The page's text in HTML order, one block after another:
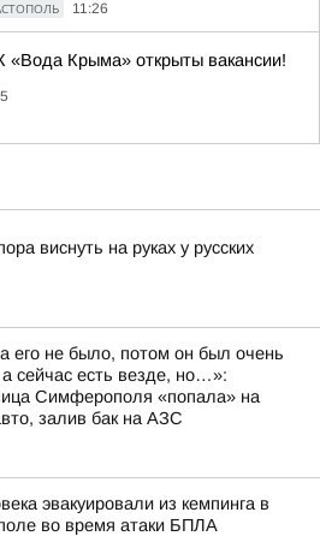
11:26
«Вода Крыма» открыты вакансии!
виснуть на руках у русских
его не было, потом он был очень
а сейчас есть везде, но…»:
Симферополя «попала» на
залив бак на АЗС
эвакуировали из кемпинга в
во время атаки БПЛА